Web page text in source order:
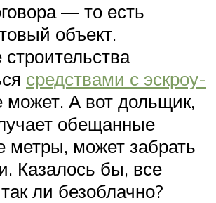
— то есть
объект.
средствами с эскроу-
А вот дольщик,
обещанные
метры, может забрать
Казалось бы, все
ли безоблачно?